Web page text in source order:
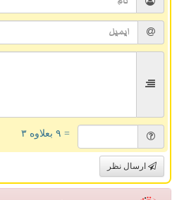
= ۹ بعلاوه ۳
ارسال نظر